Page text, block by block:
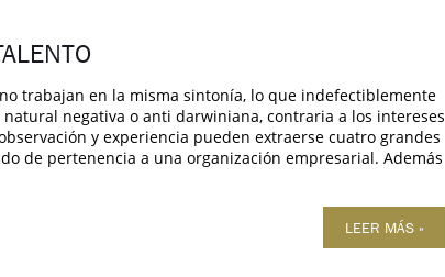
trabajan en la misma sintonía, lo que indefectiblemente
negativa o anti darwiniana, contraria a los intereses
y experiencia pueden extraerse cuatro grandes
de pertenencia a una organización empresarial. Además
LEER MÁS »